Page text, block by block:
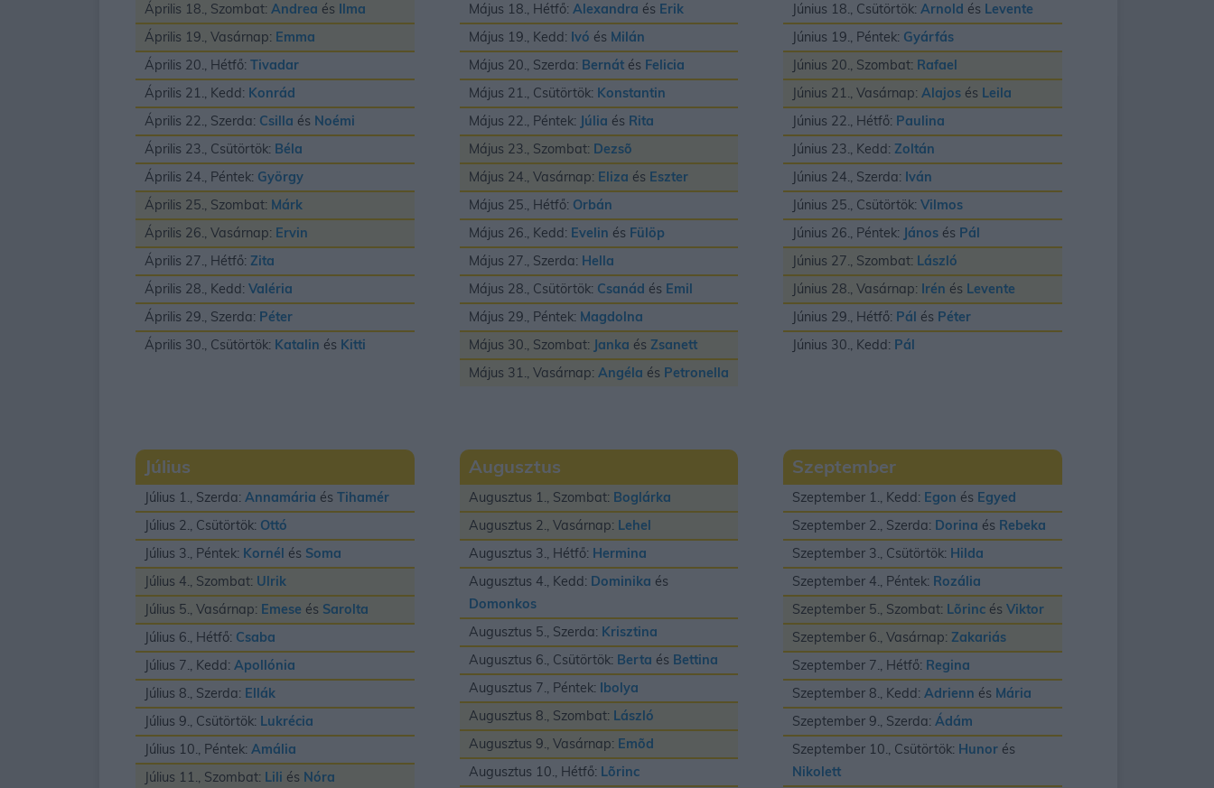
Április 18., Szombat: Andrea és Ilma
Április 19., Vasárnap: Emma
Április 20., Hétfő: Tivadar
Április 21., Kedd: Konrád
Április 22., Szerda: Csilla és Noémi
Április 23., Csütörtök: Béla
Április 24., Péntek: György
Április 25., Szombat: Márk
Április 26., Vasárnap: Ervin
Április 27., Hétfő: Zita
Április 28., Kedd: Valéria
Április 29., Szerda: Péter
Április 30., Csütörtök: Katalin és Kitti
Május 18., Hétfő: Alexandra és Erik
Május 19., Kedd: Ivó és Milán
Május 20., Szerda: Bernátés Felicia
Május 21., Csütörtök: Konstantin
Május 22., Péntek: Júlia és Rita
Május 23., Szombat: Dezsõ
Május 24., Vasárnap: Eliza és Eszter
Május 25., Hétfő: Orbán
Május 26., Kedd: Evelin és Fülöp
Május 27., Szerda: Hella
Május 28., Csütörtök: Csanád és Emil
Május 29., Péntek: Magdolna
Május 30., Szombat: Janka és Zsanett
Május 31., Vasárnap: Angéla és Petronella
Június 18., Csütörtök:Arnold és Levente
Június 19., Péntek: Gyárfás
Június 20., Szombat: Rafael
Június 21., Vasárnap:Alajos és Leila
Június 22., Hétfő: Paulina
Június 23., Kedd: Zoltán
Június 24., Szerda: Iván
Június 25., Csütörtök:Vilmos
Június 26., Péntek: János és Pál
Június 27., Szombat: László
Június 28., Vasárnap: Irén és Levente
Június 29., Hétfő: Pál és Péter
Június 30., Kedd: Pál
Július
Július 1., Szerda: Annamária és Tihamér
Július 2., Csütörtök: Ottó
Július 3., Péntek: Kornél és Soma
Július 4., Szombat: Ulrik
Július 5., Vasárnap: Emese és Sarolta
Július 6., Hétfő: Csaba
Július 7., Kedd: Apollónia
Július 8., Szerda: Ellák
Július 9., Csütörtök: Lukrécia
Július 10., Péntek: Amália
Július 11., Szombat: Lili és Nóra
Augusztus
Augusztus 1., Szombat: Boglárka
Augusztus 2., Vasárnap: Lehel
Augusztus 3., Hétfő: Hermina
Augusztus 4., Kedd: Dominika és
Domonkos
Augusztus 5., Szerda: Krisztina
Augusztus 6., Csütörtök: Berta és Bettina
Augusztus 7., Péntek: Ibolya
Augusztus 8., Szombat: László
Augusztus 9., Vasárnap: Emõd
Augusztus 10., Hétfő: Lõrinc
Szeptember
Szeptember 1., Kedd: Egon és Egyed
Szeptember 2., Szerda: Dorina és Rebeka
Szeptember 3., Csütörtök: Hilda
Szeptember 4., Péntek: Rozália
Szeptember 5., Szombat: Lõrinc ésViktor
Szeptember 6., Vasárnap: Zakariás
Szeptember 7., Hétfő: Regina
Szeptember 8., Kedd:Adrienn és Mária
Szeptember 9., Szerda:Ádám
Szeptember 10., Csütörtök: Hunor és
Nikolett